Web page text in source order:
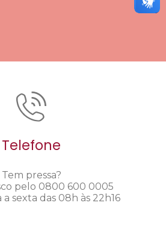
Telefone
Tem pressa?
pelo 0800 600 0005
sexta das 08h às 22h16